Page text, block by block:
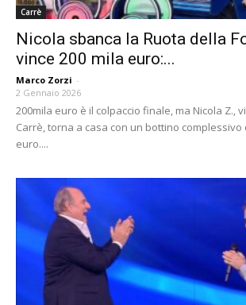
Carrè
Nicola sbanca la Ruota della
vince 200 mila euro:...
Marco Zorzi -
2 Gennaio 2026
200mila euro è il colpaccio finale, ma Nicola Z.,
Carrè, torna a casa con un bottino complessivo
euro....